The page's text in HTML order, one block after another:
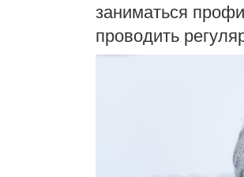
заниматься
проводить